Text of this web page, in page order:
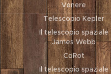
Venere
Telescopio Kepler
Il telescopio spaziale
James Webb
CoRot
Il telescopio spaziale